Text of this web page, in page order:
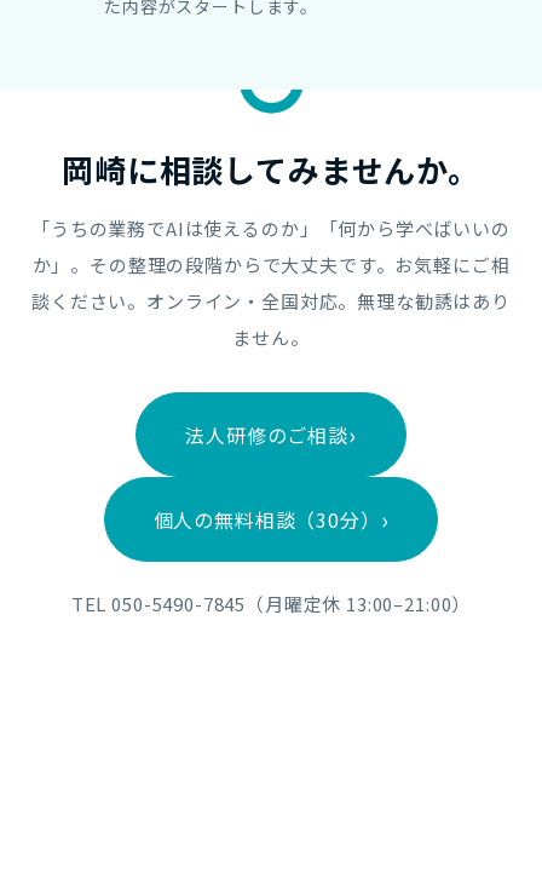
た内容がスタートします。
岡崎に相談してみませんか。
「うちの業務でAIは使えるのか」「何から学べばいいの
か」。その整理の段階からで大丈夫です。お気軽にご相
談ください。オンライン・全国対応。無理な勧誘はあり
ません。
法人研修のご相談
個人の無料相談（30分）
TEL 050-5490-7845（月曜定休 13:00–21:00）